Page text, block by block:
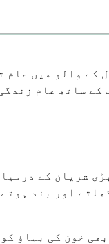
والو میں
اس حالت کے
شریان کے
اور بند
خون کی بہاؤ